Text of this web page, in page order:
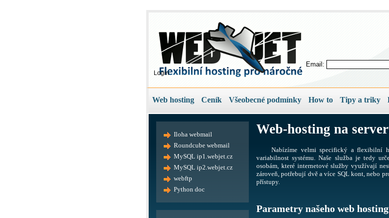
Email:
Login
Web hosting Ceník Všeobecné podmínky How to Tipy a triky
Web-hosting na
Nabízíme velmi specifický a flexibilní
variabilnost systému. Naše služba je tedy
osobám, které internetové služby využívají
zároveň, potřebují dvě a více SQL kont, nebo
přístupy.
Parametry našeho web
Iloha webmail
Roundcube webmail
MySQL ip1.webjet.cz
MySQL ip2.webjet.cz
webftp
Python doc